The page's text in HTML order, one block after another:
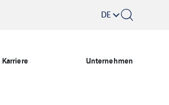
DE
Karriere Unternehmen